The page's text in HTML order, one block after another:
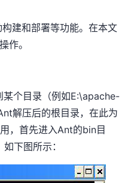
建和部署等功能。在本文
作。
个目录（例如E:\apache-
解压后的根目录，在此为
，首先进入Ant的bin目
下图所示：